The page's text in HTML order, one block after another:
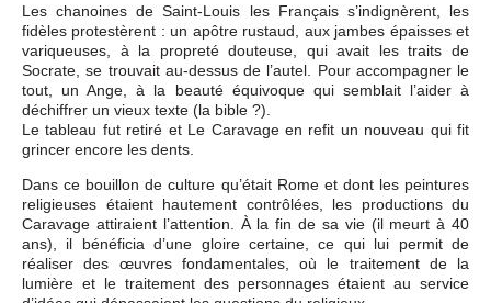
Les chanoines de Saint-Louis les Français s’indignèrent, les
fidèles protestèrent : un apôtre rustaud, aux jambes épaisses et
variqueuses, à la propreté douteuse, qui avait les traits de
Socrate, se trouvait au-dessus de l’autel. Pour accompagner le
tout, un Ange, à la beauté équivoque qui semblait l’aider à
déchiffrer un vieux texte (la bible ?).
Le tableau fut retiré et Le Caravage en refit un nouveau qui fit
grincer encore les dents.
Dans ce bouillon de culture qu’était Rome et dont les peintures
religieuses étaient hautement contrôlées, les productions du
Caravage attiraient l’attention. À la fin de sa vie (il meurt à 40
ans), il bénéficia d’une gloire certaine, ce qui lui permit de
réaliser des œuvres fondamentales, où le traitement de la
lumière et le traitement des personnages étaient au service